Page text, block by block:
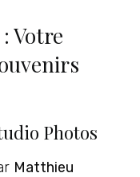
Votre
Photos
Matthieu